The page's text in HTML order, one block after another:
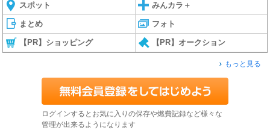
スポット みんカラ＋
まとめ フォト
【PR】ショッピング 【PR】オークション
もっと見る
ログインするとお気に入りの保存や燃費記録など様々な
管理が出来るようになります